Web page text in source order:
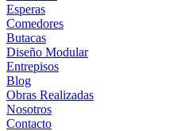
Esperas
Comedores
Butacas
Diseño Modular
Entrepisos
Blog
Obras Realizadas
Nosotros
Contacto